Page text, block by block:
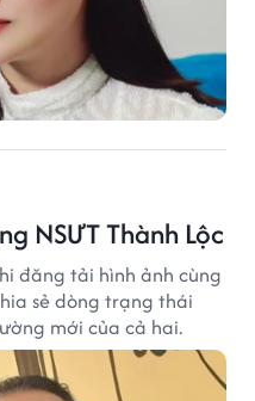
NSƯT Thành Lộc
đăng tải hình ảnh cùng
sẻ dòng trạng thái
mới của cả hai.